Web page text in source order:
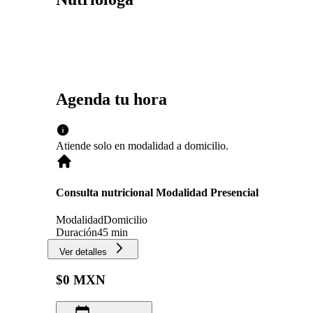
Agenda tu hora
Atiende solo en modalidad a domicilio.
Consulta nutricional Modalidad Presencial
ModalidadDomicilio
Duración45 min
Ver detalles
$0 MXN